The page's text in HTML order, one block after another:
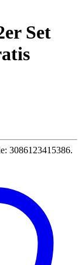
Set
3086123415386.